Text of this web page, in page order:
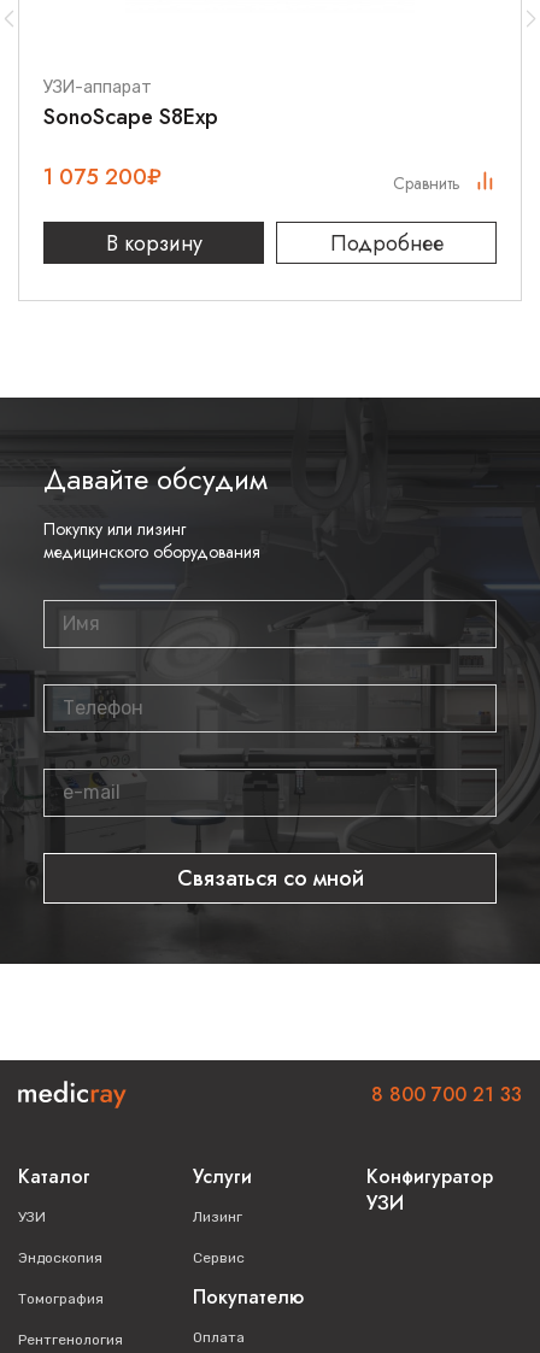
УЗИ-аппарат
SonoScape S8Exp
1 075 200₽
В корзину Подробнее
Сравнить
Давайте обсудим
Покупку или лизинг
медицинского оборудования
Связаться со мной
Каталог
УЗИ
Эндоскопия
Томография
Рентгенология
Услуги
Лизинг
Сервис
Покупателю
Оплата
Конфигуратор
УЗИ
8 800 700 21 33